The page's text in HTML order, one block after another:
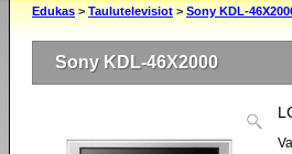
Edukas > Taulutelevisiot > Sony KDL-
Sony KDL-46X2000